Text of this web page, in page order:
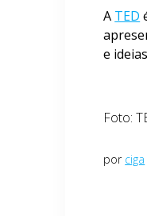
A TED
e
Foto:
por ciga